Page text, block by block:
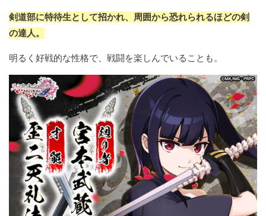
剣道部に特待生として招かれ、周囲から恐れられるほどの剣
の達人。
明るく好戦的な性格で、戦闘を楽しんでいることも。